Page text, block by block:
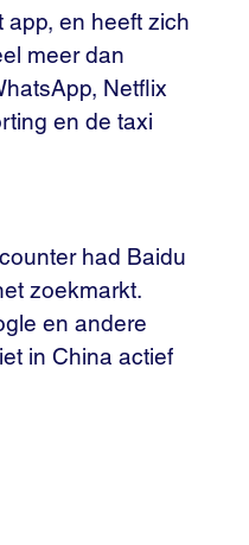
app, en heeft zich
meer dan
Netflix
en de taxi
had Baidu
zoekmarkt.
en andere
in China actief